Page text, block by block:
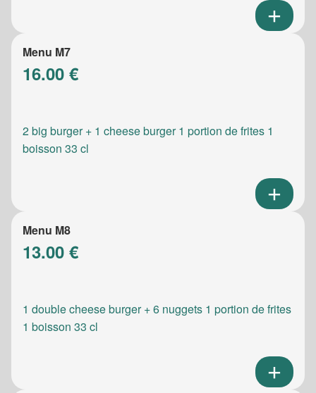
Menu M7
16.00 €
2 big burger + 1 cheese burger 1 portion de frites 1
boisson 33 cl
Menu M8
13.00 €
1 double cheese burger + 6 nuggets 1 portion de frites
1 boisson 33 cl